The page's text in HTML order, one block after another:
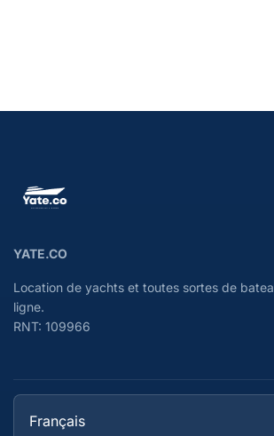
YATE.CO
Location de yachts et toutes sortes de
ligne.
RNT: 109966